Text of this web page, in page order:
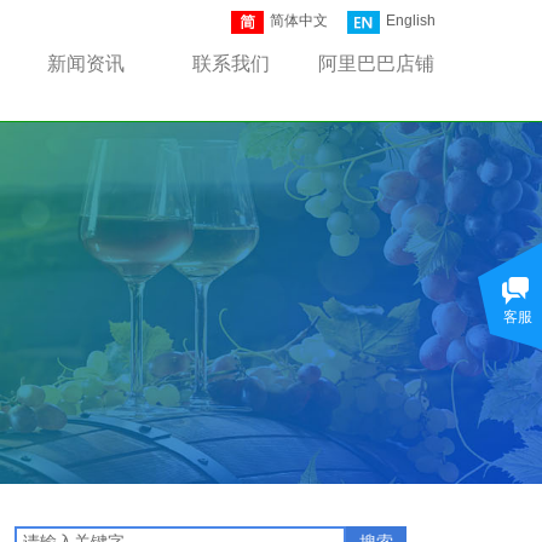
新闻资讯 联系我们 阿里巴巴店铺
简体中文 English
客服